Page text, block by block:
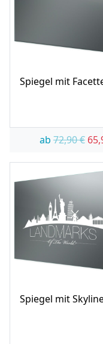
Spiegel mit
ab 72,90€
Spiegel mit